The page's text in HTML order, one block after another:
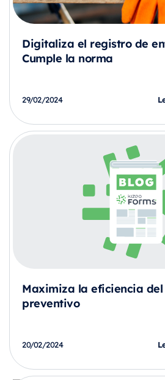
Digitaliza el registro de
Cumple la norma
29/02/2024
Maximiza la eficiencia
preventivo
20/02/2024